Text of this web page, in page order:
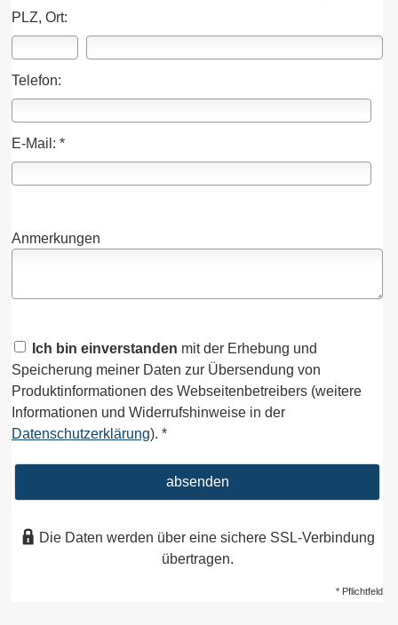
PLZ, Ort:
Telefon:
E-Mail: *
Anmerkungen
Ich bin einverstanden mit der Erhebung und
Speicherung meiner Daten zur Übersendung von
Produktinformationen des Webseitenbetreibers (weitere
Informationen und Widerrufshinweise in der
Datenschutzerklärung). *
absenden
Die Daten werden über eine sichere SSL-Verbindung
übertragen.
* Pflichtfeld